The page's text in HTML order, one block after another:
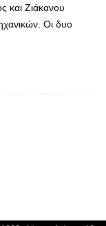
και Ζιάκανου
Οι δυο